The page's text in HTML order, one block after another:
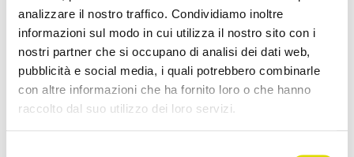
analizzare il nostro traffico. Condividiamo inoltre
informazioni sul modo in cui utilizza il nostro sito con i
nostri partner che si occupano di analisi dei dati web,
pubblicità e social media, i quali potrebbero combinarle
con altre informazioni che ha fornito loro o che hanno
raccolto dal suo utilizzo dei loro servizi.
Boost your sales!
Try Order Sender for free in its full version for